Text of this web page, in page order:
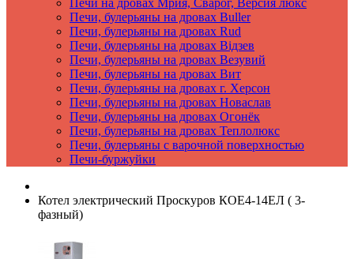
Печи на дровах Мрия, Сварог, Версия люкс
Печи, булерьяны на дровах Buller
Печи, булерьяны на дровах Rud
Печи, булерьяны на дровах Вiдзев
Печи, булерьяны на дровах Везувий
Печи, булерьяны на дровах Вит
Печи, булерьяны на дровах г. Херсон
Печи, булерьяны на дровах Новаслав
Печи, булерьяны на дровах Огонёк
Печи, булерьяны на дровах Теплолюкс
Печи, булерьяны с варочной поверхностью
Печи-буржуйки
Котел электрический Проскуров КОЕ4-14ЕЛ ( 3-
фазный)